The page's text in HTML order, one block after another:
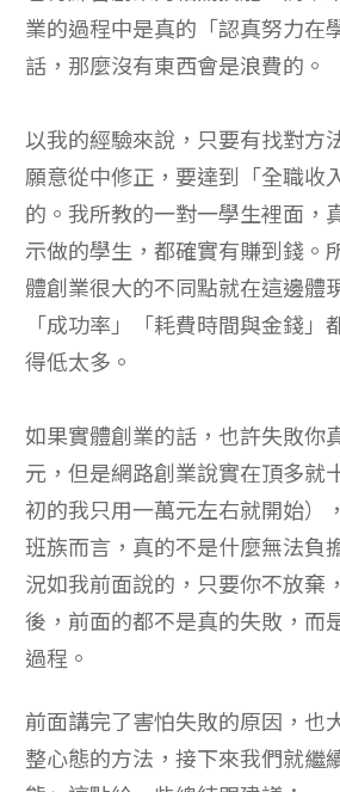
業的過程中是真的「認真努力在
話，那麼沒有東西會是浪費的。
以我的經驗來說，只要有找對方
願意從中修正，要達到「全職收
的。我所教的一對一學生裡面，
示做的學生，都確實有賺到錢。
體創業很大的不同點就在這邊體
「成功率」「耗費時間與金錢」
得低太多。
如果實體創業的話，也許失敗你
元，但是網路創業說實在頂多就
初的我只用一萬元左右就開始）
班族而言，真的不是什麼無法負
況如我前面說的，只要你不放棄
後，前面的都不是真的失敗，而
過程。
前面講完了害怕失敗的原因，也
整心態的方法，接下來我們就繼